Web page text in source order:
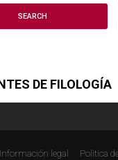
DE FILOLOGÍA
Información legal Politica